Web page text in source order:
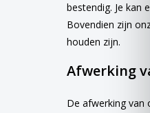
bestendig. Je kan
Bovendien zijn
houden zijn.
Afwerking
De afwerking van